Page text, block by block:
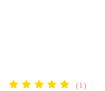
(1)